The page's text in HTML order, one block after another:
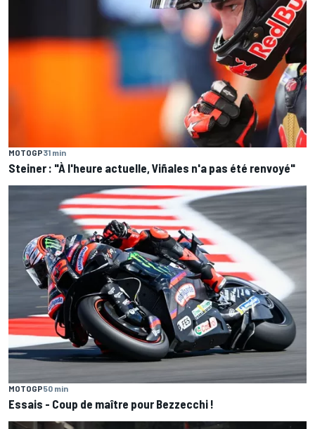
MOTOGP31 min
Steiner : "À l'heure actuelle, Viñales n'a pas été renvoyé"
MOTOGP50 min
Essais - Coup de maître pour Bezzecchi !